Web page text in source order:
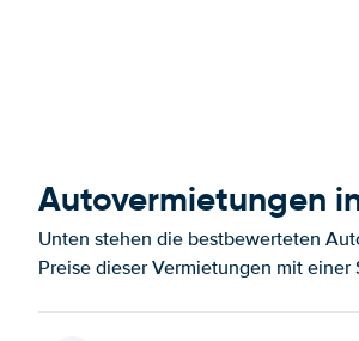
Autovermietungen
Unten stehen die bestbewerteten
Preise dieser Vermietungen mit einer